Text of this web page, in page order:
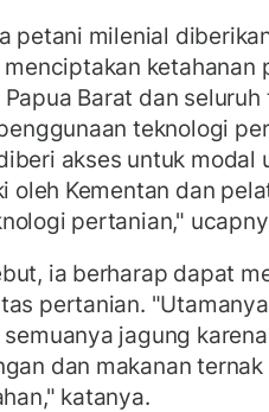
petani milenial
ketahanan
Barat dan seluruh
teknologi
akses untuk modal
oleh Kementan dan
pertanian,"
ia berharap dapat
pertanian.
jagung
dan makanan ternak
katanya.